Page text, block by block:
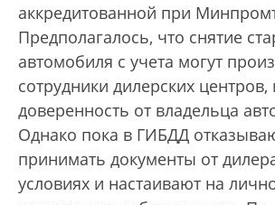
аккредитованной при
Предполагалось, что снятие
автомобиля с учета могут
сотрудники дилерских центров,
доверенность от владельца
Однако пока в ГИБДД
принимать документы от
условиях и настаивают на